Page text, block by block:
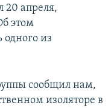
20 апреля,
этом
из
сообщил нам,
изоляторе в